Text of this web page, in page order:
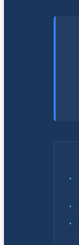
•
•
•